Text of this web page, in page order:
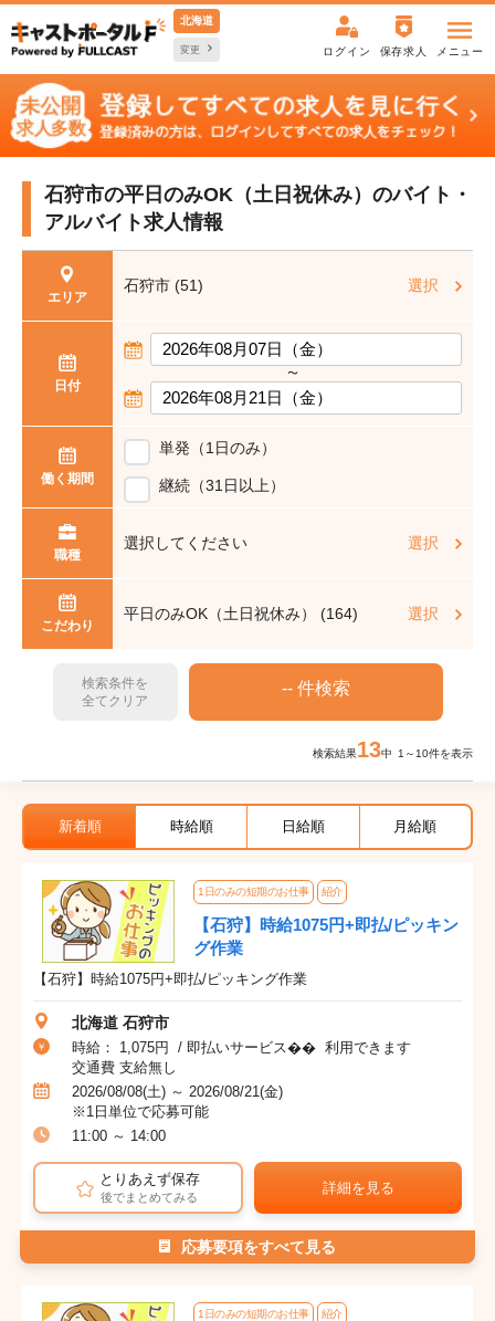
北海道
変更 ログイン 保存求人 メニュー
石狩市の平日のみOK（土日祝休み）のバイト・
アルバイト求人情報
エリア
石狩市 (51) 選択
日付
〜
働く期間
単発（1日のみ）
継続（31日以上）
職種
選択してください 選択
こだわり
平日のみOK（土日祝休み） (164) 選択
検索条件を
全てクリア
検索結果13中 1～10件を表示
新着順 時給順 日給順 月給順
1日のみの短期のお仕事 紹介
【石狩】時給1075円+即払/ピッキン
グ作業
【石狩】時給1075円+即払/ピッキング作業
北海道 石狩市
時給： 1,075円 / 即払いサービス�� 利用できます
交通費 支給無し
2026/08/08(土) ～ 2026/08/21(金)
※1日単位で応募可能
11:00 ～ 14:00
とりあえず保存
後でまとめてみる
詳細を見る
応募要項をすべて見る
1日のみの短期のお仕事 紹介